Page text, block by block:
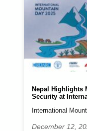
Nepal Highlights
Security at
International
December 12,